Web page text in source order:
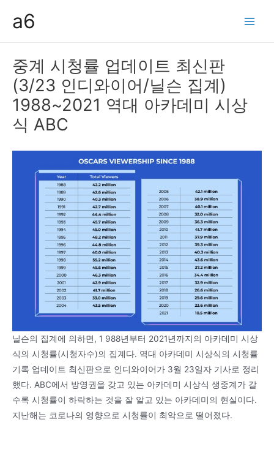
a6
중계 시청률 업데이트 최신판
(3/23 인디와이어/닐슨 집계)
1988~2021 역대 아카데미 시상
식 ABC
닐슨의 집계에 의하면, 1 988년부터 2021년까지의 아카데미 시상
식의 시청률(시청자수)의 집계다. 역대 아카데미 시상식의 시청률
기록 업데이트 최신판으로 인디와이어가 3월 23일자 기사로 정리
했다. ABC에서 방영권을 갖고 있는 아카데미 시상식 생중계가 갈
수록 시청률이 하락하는 것을 잘 알고 있는 아카데미의 현실이다.
지난해는 코로나의 영향으로 시청률이 최악으로 떨어졌다.